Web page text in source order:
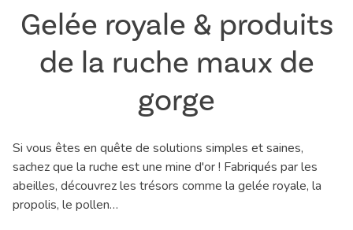
Gelée royale & produits
de la ruche maux de
gorge
Si vous êtes en quête de solutions simples et saines,
sachez que la ruche est une mine d'or ! Fabriqués par les
abeilles, découvrez les trésors comme la gelée royale, la
propolis, le pollen…